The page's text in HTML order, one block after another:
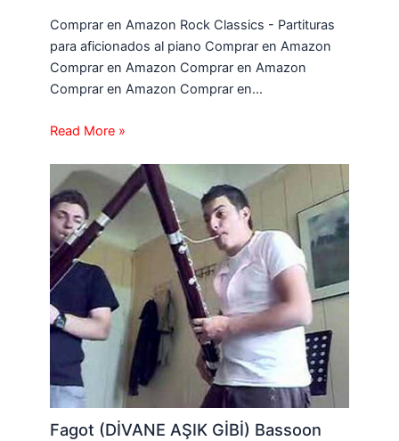
Comprar en Amazon Rock Classics - Partituras
para aficionados al piano Comprar en Amazon
Comprar en Amazon Comprar en Amazon
Comprar en Amazon Comprar en…
Read More »
Fagot (DİVANE AŞIK GİBİ) Bassoon